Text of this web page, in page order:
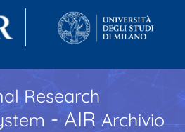
Research
- AIR Archivio